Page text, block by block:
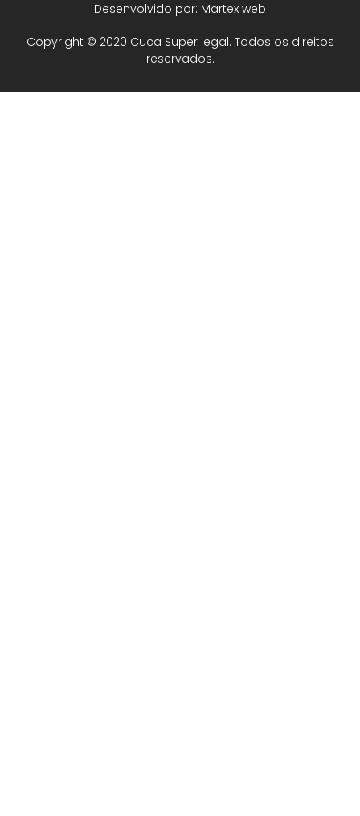
Copyright © 2020 Cuca Super legal. Todos os direitos
reservados.
Desenvolvido por: Martex web